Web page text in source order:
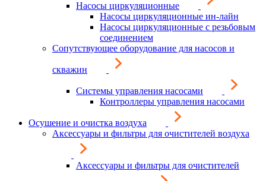
Насосы циркуляционные
Насосы циркуляционные ин-лайн
Насосы циркуляционные с резьбовым
соединением
Сопутствующее оборудование для насосов и
скважин
Системы управления насосами
Контроллеры управления насосами
Осушение и очистка воздуха
Аксессуары и фильтры для очистителей воздуха
Аксессуары и фильтры для очистителей